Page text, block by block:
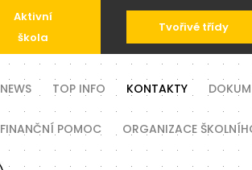
Aktivní
škola
Tvořivé třídy
NEWS TOP INFO KONTAKTY
FINANČNÍ POMOC ORGANIZACE